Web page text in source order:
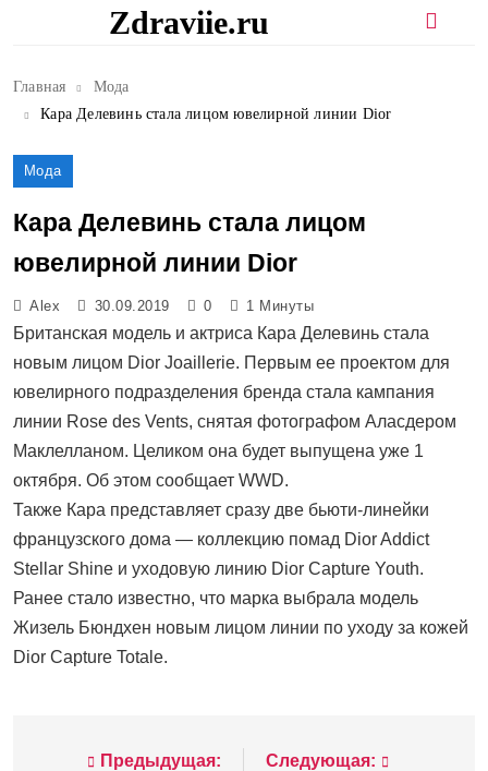
Zdraviie.ru
Главная
Мода
Кара Делевинь стала лицом ювелирной линии Dior
Мода
Кара Делевинь стала лицом
ювелирной линии Dior
Alex 30.09.2019 0 1 Минуты
Британская модель и актриса Кара Делевинь стала
новым лицом Dior Joaillerie. Первым ее проектом для
ювелирного подразделения бренда стала кампания
линии Rose des Vents, снятая фотографом Аласдером
Маклелланом. Целиком она будет выпущена уже 1
октября. Об этом сообщает WWD.
Также Кара представляет сразу две бьюти-линейки
французского дома — коллекцию помад Dior Addict
Stellar Shine и уходовую линию Dior Capture Youth.
Ранее стало известно, что марка выбрала модель
Жизель Бюндхен новым лицом линии по уходу за кожей
Dior Capture Totale.
Предыдущая: Следующая: